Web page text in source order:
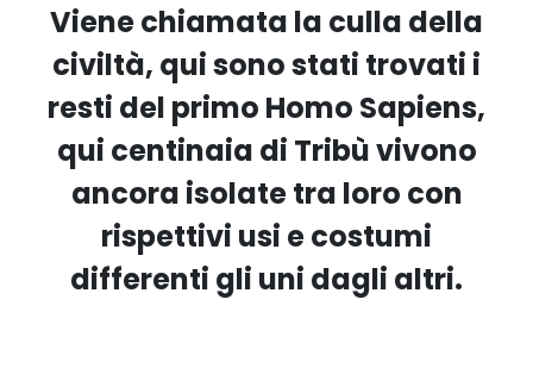
Viene chiamata la culla della
civiltà, qui sono stati trovati i
resti del primo Homo Sapiens,
qui centinaia di Tribù vivono
ancora isolate tra loro con
rispettivi usi e costumi
differenti gli uni dagli altri.